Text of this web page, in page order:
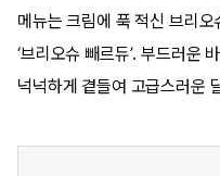
메뉴는 크림에 푹 적신 브리
‘브리오슈 빼르듀’. 부드러운
넉넉하게 곁들여 고급스러운